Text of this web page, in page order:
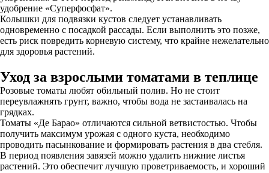
удобрение «Суперфосфат».
Колышки для подвязки кустов следует устанавливать
одновременно с посадкой рассады. Если выполнить это позже,
есть риск повредить корневую систему, что крайне нежелательно
для здоровья растений.
Уход за взрослыми томатами в теплице
Розовые томаты любят обильный полив. Но не стоит
переувлажнять грунт, важно, чтобы вода не застаивалась на
грядках.
Томаты «Де Барао» отличаются сильной ветвистостью. Чтобы
получить максимум урожая с одного куста, необходимо
проводить пасынкование и формировать растения в два стебля.
В период появления завязей можно удалить нижние листья
растений. Это обеспечит лучшую проветриваемость, и хороший